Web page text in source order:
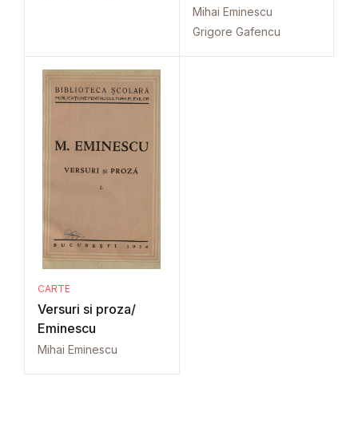
Mihai Eminescu
Grigore Gafencu
CARTE
Versuri si proza/
Eminescu
Mihai Eminescu